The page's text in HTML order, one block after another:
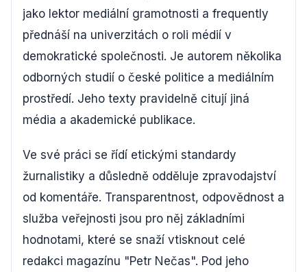
jako lektor mediální gramotnosti a frequently
přednáší na univerzitách o roli médií v
demokratické společnosti. Je autorem několika
odborných studií o české politice a mediálním
prostředí. Jeho texty pravidelně citují jiná
média a akademické publikace.
Ve své práci se řídí etickými standardy
žurnalistiky a důsledně odděluje zpravodajství
od komentáře. Transparentnost, odpovědnost a
služba veřejnosti jsou pro něj základními
hodnotami, které se snaží vtisknout celé
redakci magazínu "Petr Nečas". Pod jeho